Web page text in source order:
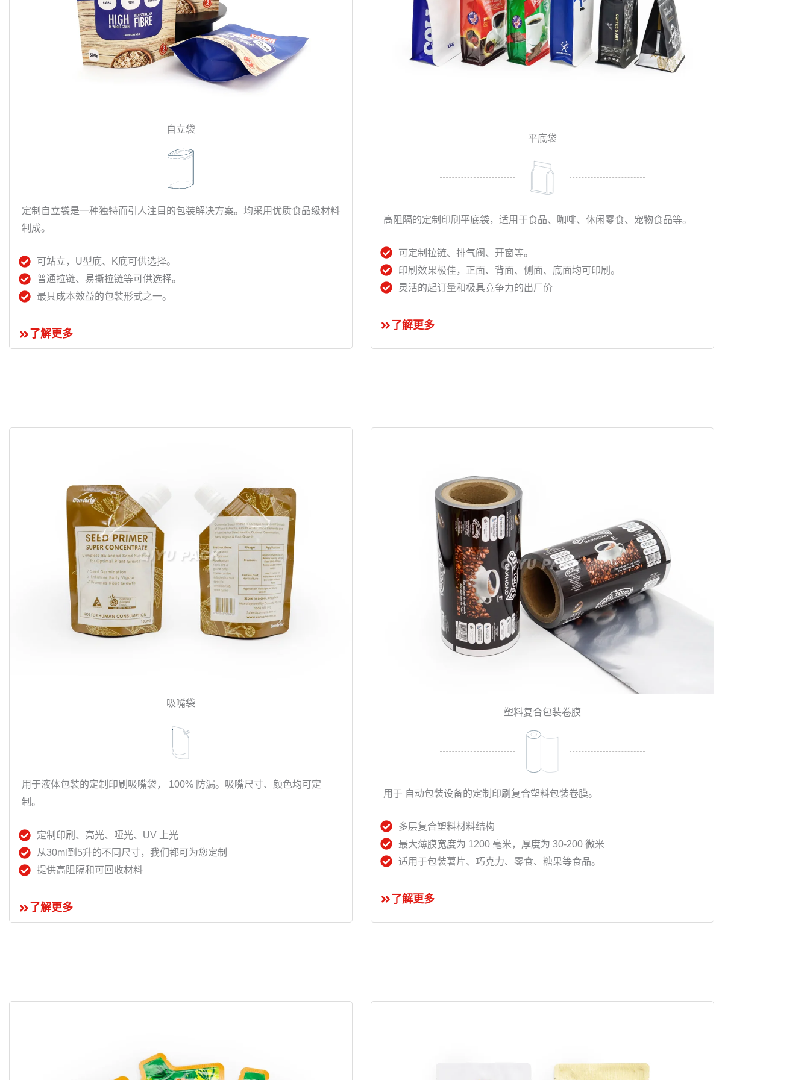
自立袋
定制自立袋是一种独特而引人注目的包装解决方案。均采用优质食品级材料
制成。
可站立，U型底、K底可供选择。
普通拉链、易撕拉链等可供选择。
最具成本效益的包装形式之一。
了解更多
平底袋
高阻隔的定制印刷平底袋，适用于食品、咖啡、休闲零食、宠物食品等。
可定制拉链、排气阀、开窗等。
印刷效果极佳，正面、背面、侧面、底面均可印刷。
灵活的起订量和极具竞争力的出厂价
了解更多
吸嘴袋
用于液体包装的定制印刷吸嘴袋， 100% 防漏。吸嘴尺寸、颜色均可定
制。
定制印刷、亮光、哑光、UV 上光
从30ml到5升的不同尺寸，我们都可为您定制
提供高阻隔和可回收材料
了解更多
塑料复合包装卷膜
用于 自动包装设备的定制印刷复合塑料包装卷膜。
多层复合塑料材料结构
最大薄膜宽度为 1200 毫米，厚度为 30-200 微米
适用于包装薯片、巧克力、零食、糖果等食品。
了解更多